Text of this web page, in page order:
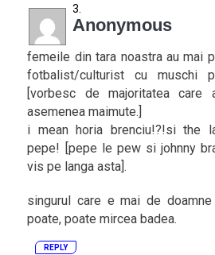
Anonymous
femeile din tara noastra au mai
fotbalist/culturist cu muschi
[vorbesc de majoritatea care
asemenea maimute.]
i mean horia brenciu!?!si the
pepe! [pepe le pew si johnny
vis pe langa asta].
singurul care e mai de
poate, poate mircea badea.
REPLY